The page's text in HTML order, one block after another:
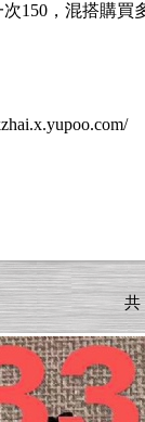
150，混搭購買
共